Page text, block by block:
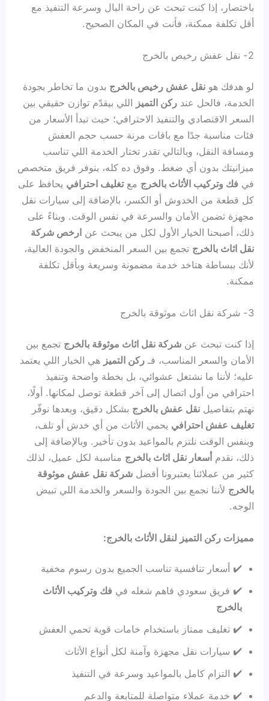
باختصار، إذا كنت تبحث عن راحة البال وسرعة التنفيذ مع
أقل تكلفة ممكنة، فأنت في المكان الصحيح.
2- نقل عفش رخيص بالخرج
لو هدفك هونقل عفش رخيص بالخرج بدون ما تخاطر بجودة
الخدمة، فالحل عندركن التميز اللي بيقدّم توازن حقيقي بين
السعر الاقتصادي والتنفيذ الاحترافي؛ حيث تبدأ الأسعار من
فئات مناسبة جدًا مع باقات مرنة حسب حجم العفش
ومسافة النقل، وبالتالي تقدر تختار الخدمة اللي تناسب
ميزانيتك بدون أي ضغط. وفوق ده كله، بنوفر فريق متخصص
في فك وتركيب الأثاث بالخرج معتغليف احترافي يحافظ على
كل قطعة من الخدوش أو الكسر، بالإضافة إلى سيارات نقل
مجهزة تضمن الأمان والسرعة في نفس الوقت. وبناءً على
ذلك، أصبحنا الخيار الأول لكل من يبحث عنارخص شركة
نقل اثاث بالخرج تجمع بين السعر المنخفض والجودة العالية،
لأنك ببساطة هتاخد خدمة مضمونة وسريعة وبأقل تكلفة
ممكنة.
3- شركة نقل اثاث موثوقة بالخرج
إذا كنت تبحث عنشركة نقل اثاث موثوقة بالخرج تجمع بين
الأمان والسعر المناسب، فـركن التميز هي الخيار اللي يعتمد
عليه؛ لأننا ما نشتغل عشوائي، بل بخطة واضحة وتنفيذ
احترافي من أول اتصال إلى آخر قطعة توصل لمكانها. أولًا،
نهتم بتفاصيلنقل عفش بالخرج بشكل دقيق، وبعدها نوفّر
تغليف عفش احترافي يحمي الأثاث من أي خدش أو تلف،
وبنفس الوقت نلتزم بالمواعيد بدون تأخير. وبالإضافة إلى
ذلك، نقدمأسعار نقل اثاث بالخرج مناسبة لكل عميل، لذلك
كثير من عملائنا يعتبرونا أفضلشركة نقل عفش موثوقة
بالخرج لأننا نجمع بين الجودة والسعر والخدمة اللي تبيض
الوجه.
مميزات ركن التميز لنقل الأثاث بالخرج:
✔️ أسعار تنافسية تناسب الجميع بدون رسوم مخفية
✔️ فريق سعودي فاهم شغله في فك وتركيب الأثاث
بالخرج
✔️ تغليف ممتاز باستخدام خامات قوية تحمي العفش
✔️ سيارات نقل مجهزة وآمنة لكل أنواع الأثاث
✔️ التزام كامل بالمواعيد وسرعة في التنفيذ
✔️ خدمة عملاء متواصلة للمتابعة والدعم